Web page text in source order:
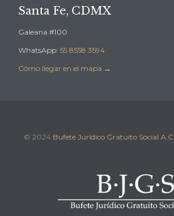
Santa Fe, CDMX
Galeana #100
WhatsApp: 55 8558 3594
Cómo llegar en el mapa →
© 2024 Bufete Jurídico Gratuito Social A.C.